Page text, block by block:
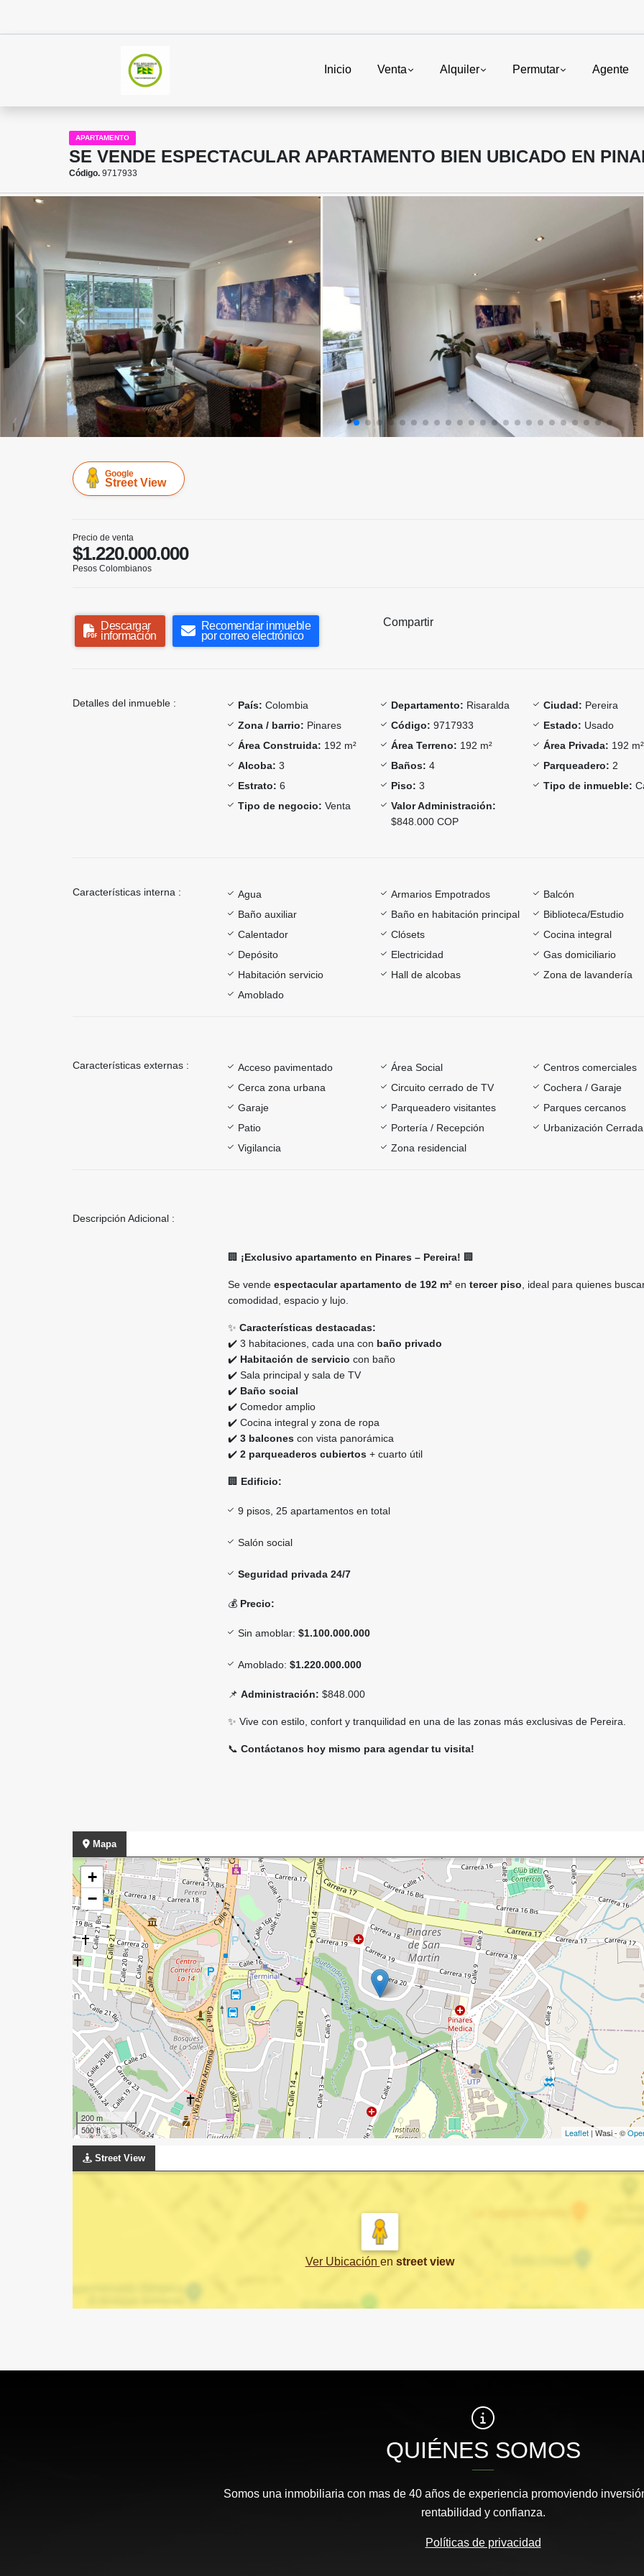
Inicio Venta Alquiler Permutar Agente
APARTAMENTO
SE VENDE ESPECTACULAR APARTAMENTO BIEN UBICADO EN
Código. 9717933
Google
Street View
Precio de venta
$1.220.000.000
Pesos Colombianos
Descargar
información
Recomendar inmueble
por correo electrónico
Compartir
Detalles del inmueble : País: Colombia Departamento: Risaralda Ciudad: Pereira
Zona / barrio: Pinares Código: 9717933 Estado: Usado
Área Construida: 192 m² Área Terreno: 192 m² Área Privada: 192 m²
Alcoba: 3 Baños: 4 Parqueadero: 2
Estrato: 6 Piso: 3 Tipo de inmueble:
Tipo de negocio: Venta
Valor Administración:
$848.000 COP
Características interna : Agua Armarios Empotrados
Balcón
Baño auxiliar
Baño en habitación principal
Biblioteca/Estudio
Calentador
Clósets
Cocina integral
Depósito
Electricidad
Gas domiciliario
Habitación servicio
Hall de alcobas
Zona de lavandería
Amoblado
Características externas : Acceso pavimentado Área Social
Centros comerciales
Cerca zona urbana
Circuito cerrado de TV
Cochera / Garaje
Garaje
Parqueadero visitantes
Parques cercanos
Patio
Portería / Recepción
Urbanización Cerrada
Vigilancia
Zona residencial
Descripción Adicional :
🏢 ¡Exclusivo apartamento en Pinares – Pereira! 🏢
Se vende espectacular apartamento de 192 m² en tercer piso , ideal para quienes
comodidad, espacio y lujo.
✨ Características destacadas:
✔️ 3 habitaciones, cada una con baño privado
✔️ Habitación de servicio con baño
✔️ Sala principal y sala de TV
✔️ Baño social
✔️ Comedor amplio
✔️ Cocina integral y zona de ropa
✔️ 3 balcones con vista panorámica
✔️ 2 parqueaderos cubiertos + cuarto útil
🏢 Edificio:
9 pisos, 25 apartamentos en total
Salón social
Seguridad privada 24/7
💰 Precio:
Sin amoblar: $1.100.000.000
Amoblado: $1.220.000.000
📌 Administración: $848.000
✨ Vive con estilo, confort y tranquilidad en una de las zonas más exclusivas de Pereira.
📞 Contáctanos hoy mismo para agendar tu visita!
Mapa
+
−
200 m
500 ft
Leaflet | Wasi - ©
Street View
Ver Ubicación en street view
QUIÉNES SOMOS
Somos una inmobiliaria con mas de 40 años de experiencia promoviendo
rentabilidad y confianza.
Políticas de privacidad